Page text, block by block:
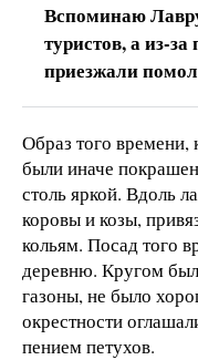
Вспоминаю
туристов, а из-
приезжали
Образ того времени,
были иначе
столь яркой. Вдоль
коровы и козы,
кольям. Посад того
деревню. Кругом
газоны, не было
окрестности
пением петухов.